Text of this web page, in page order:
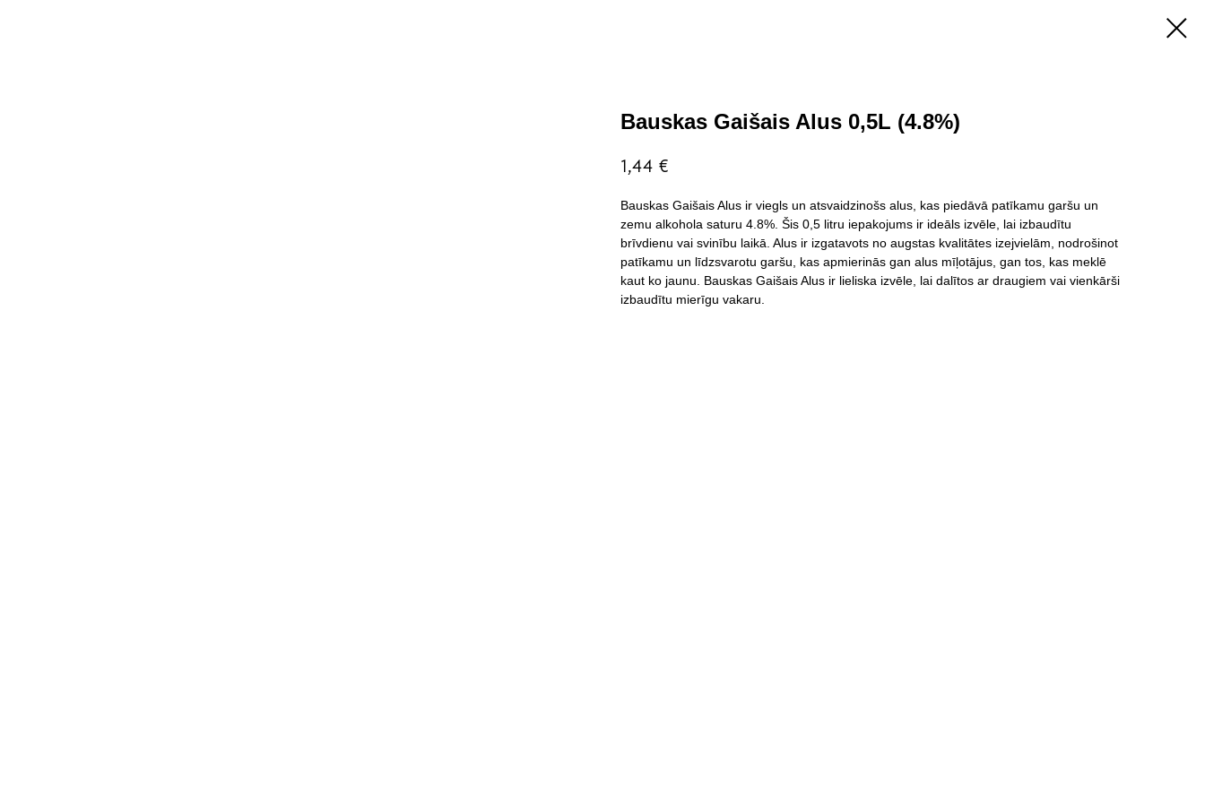
Bauskas Gaišais Alus 0,5L (4.8%)
1,44 €
Bauskas Gaišais Alus ir viegls un atsvaidzinošs alus, kas piedāvā patīkamu garšu un
zemu alkohola saturu 4.8%. Šis 0,5 litru iepakojums ir ideāls izvēle, lai izbaudītu
brīvdienu vai svinību laikā. Alus ir izgatavots no augstas kvalitātes izejvielām, nodrošinot
patīkamu un līdzsvarotu garšu, kas apmierinās gan alus mīļotājus, gan tos, kas meklē
kaut ko jaunu. Bauskas Gaišais Alus ir lieliska izvēle, lai dalītos ar draugiem vai vienkārši
izbaudītu mierīgu vakaru.